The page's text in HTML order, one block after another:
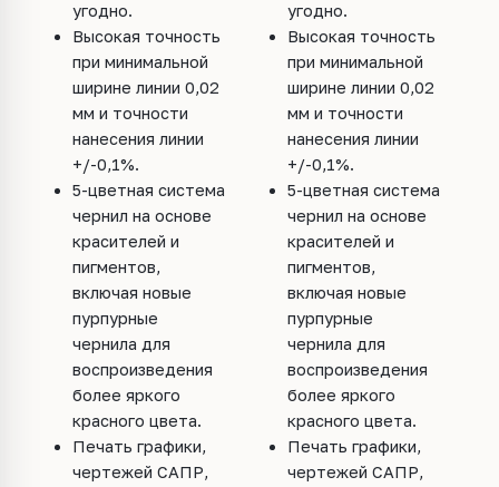
угодно.
Высокая точность
при минимальной
ширине линии 0,02
мм и точности
нанесения линии
+/-0,1%.
5-цветная система
чернил на основе
красителей и
пигментов,
включая новые
пурпурные
чернила для
воспроизведения
более яркого
красного цвета.
Печать графики,
чертежей САПР,
угодно.
Высокая точность
при минимальной
ширине линии 0,02
мм и точности
нанесения линии
+/-0,1%.
5-цветная система
чернил на основе
красителей и
пигментов,
включая новые
пурпурные
чернила для
воспроизведения
более яркого
красного цвета.
Печать графики,
чертежей САПР,